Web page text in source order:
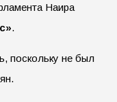
Наира
.
поскольку не был